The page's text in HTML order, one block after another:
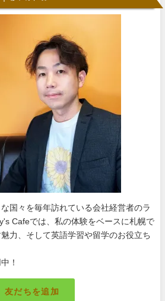
国々を毎年訪れている会社経営者のラ
Cafeでは、私の体験をベースに札幌で
力、そして英語学習や留学のお役立ち
！
友だちを追加